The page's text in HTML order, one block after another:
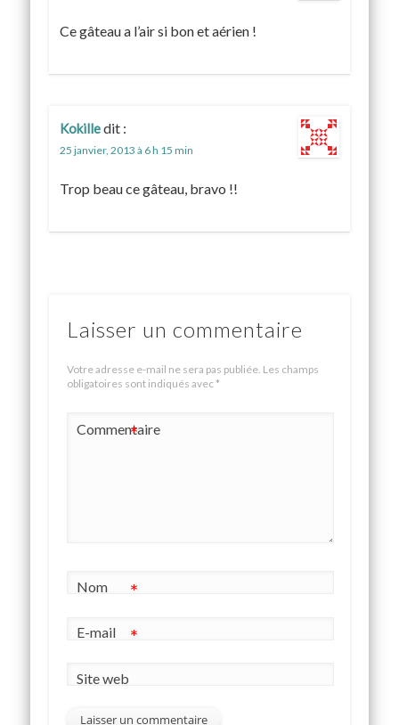
Ce gâteau a l’air si bon et aérien !
Kokilledit :
25 janvier, 2013 à 6 h 15 min
Trop beau ce gâteau, bravo !!
Laisser un commentaire
Votre adresse e-mail ne sera pas publiée. Les champs
obligatoires sont indiqués avec*
Commentaire
*
Nom *
E-mail *
Site web